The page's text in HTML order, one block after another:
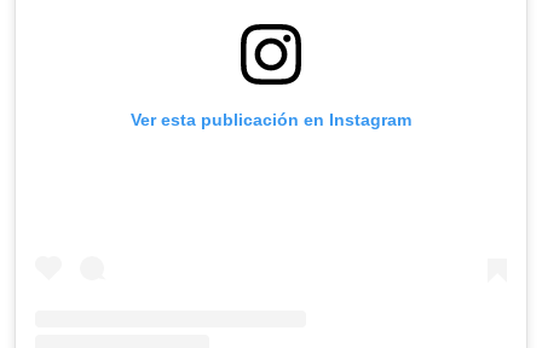
Ver esta publicación en Instagram